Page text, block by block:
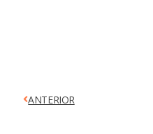
ANTERIOR